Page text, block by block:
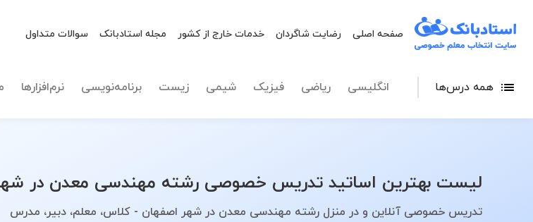
صفحه اصلی رضایت شاگردان خدمات خارج از کشور مجله استادبانک سوالات متداول
همه درس‌ها انگلیسی ریاضی فیزیک شیمی زیست برنامه‌نویسی نرم‌افزارها
لیست بهترین اساتید تدریس خصوصی رشته مهندسی معدن در
تدریس خصوصی آنلاین و در منزل رشته مهندسی معدن در شهر اصفهان - کلاس، معلم، دبیر، مدرس
نوع تدریس